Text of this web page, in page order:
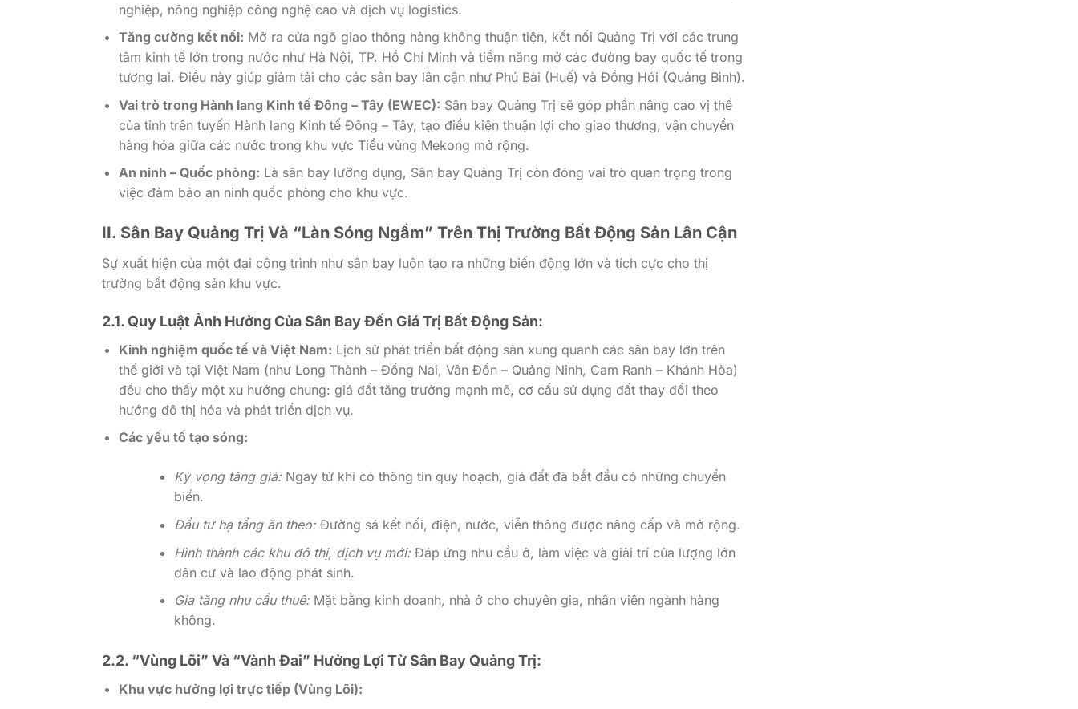
nghiệp, nông nghiệp công nghệ cao và dịch vụ logistics.
Tăng cường kết nối: Mở ra cửa ngõ giao thông hàng không thuận tiện, kết nối Quảng Trị với các trung
tâm kinh tế lớn trong nước như Hà Nội, TP. Hồ Chí Minh và tiềm năng mở các đường bay quốc tế trong
tương lai. Điều này giúp giảm tải cho các sân bay lân cận như Phú Bài (Huế) và Đồng Hới (Quảng Bình).
Vai trò trong Hành lang Kinh tế Đông – Tây (EWEC): Sân bay Quảng Trị sẽ góp phần nâng cao vị thế
của tỉnh trên tuyến Hành lang Kinh tế Đông – Tây, tạo điều kiện thuận lợi cho giao thương, vận chuyển
hàng hóa giữa các nước trong khu vực Tiểu vùng Mekong mở rộng.
An ninh – Quốc phòng: Là sân bay lưỡng dụng, Sân bay Quảng Trị còn đóng vai trò quan trọng trong
việc đảm bảo an ninh quốc phòng cho khu vực.
II. Sân Bay Quảng Trị Và “Làn Sóng Ngầm” Trên Thị Trường Bất Động Sản Lân Cận
Sự xuất hiện của một đại công trình như sân bay luôn tạo ra những biến động lớn và tích cực cho thị
trường bất động sản khu vực.
2.1. Quy Luật Ảnh Hưởng Của Sân Bay Đến Giá Trị Bất Động Sản:
Kinh nghiệm quốc tế và Việt Nam: Lịch sử phát triển bất động sản xung quanh các sân bay lớn trên
thế giới và tại Việt Nam (như Long Thành – Đồng Nai, Vân Đồn – Quảng Ninh, Cam Ranh – Khánh Hòa)
đều cho thấy một xu hướng chung: giá đất tăng trưởng mạnh mẽ, cơ cấu sử dụng đất thay đổi theo
hướng đô thị hóa và phát triển dịch vụ.
Các yếu tố tạo sóng:
Kỳ vọng tăng giá:Ngay từ khi có thông tin quy hoạch, giá đất đã bắt đầu có những chuyển
biến.
Đầu tư hạ tầng ăn theo:Đường sá kết nối, điện, nước, viễn thông được nâng cấp và mở rộng.
Hình thành các khu đô thị, dịch vụ mới:Đáp ứng nhu cầu ở, làm việc và giải trí của lượng lớn
dân cư và lao động phát sinh.
Gia tăng nhu cầu thuê:Mặt bằng kinh doanh, nhà ở cho chuyên gia, nhân viên ngành hàng
không.
2.2. “Vùng Lõi” Và “Vành Đai” Hưởng Lợi Từ Sân Bay Quảng Trị:
Khu vực hưởng lợi trực tiếp (Vùng Lõi):